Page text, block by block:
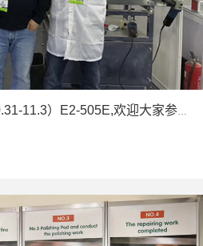
2018北京门窗幕墙展（10.31-11.3）E2-505E,欢迎大家参观指导